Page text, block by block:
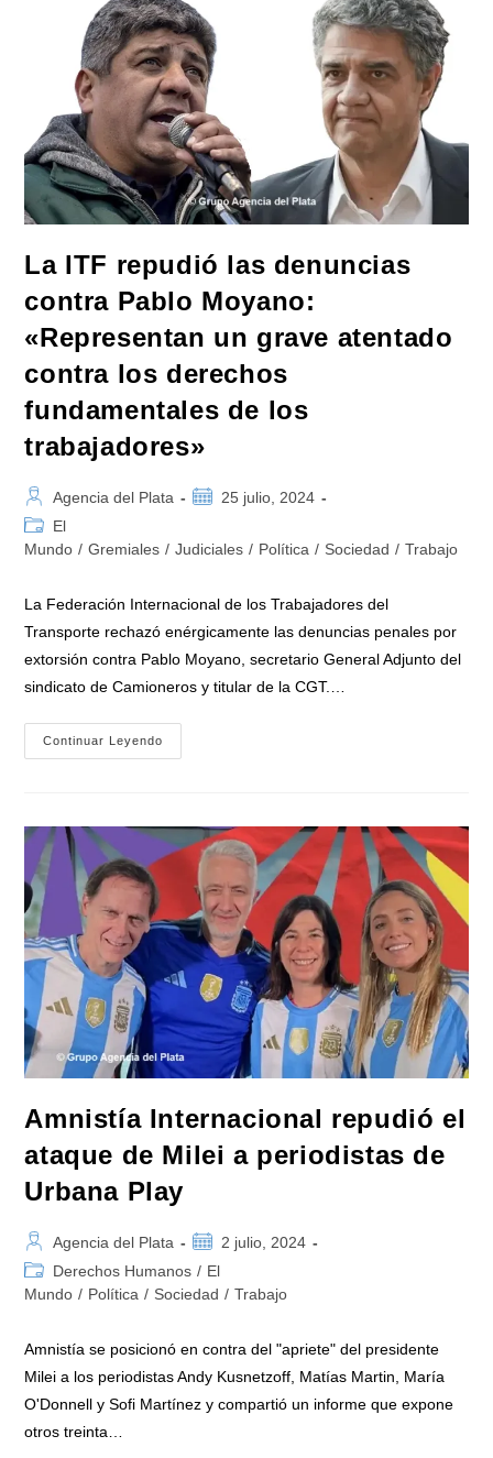
Declaran
A
Milei
«persona
No
Grata»
La ITF repudió las denuncias
contra Pablo Moyano:
«Representan un grave atentado
contra los derechos
fundamentales de los
trabajadores»
Autor
de
la
Agencia del Plata
Publicación
la
25 julio, 2024
Categoría
de
entrada:
El
Mundo / Gremiales / Judiciales / Política / Sociedad / Trabajo
La Federación Internacional de los Trabajadores del
Transporte rechazó enérgicamente las denuncias penales por
extorsión contra Pablo Moyano, secretario General Adjunto del
sindicato de Camioneros y titular de la CGT.…
Continuar Leyendo
ITF
Pablo
Moyano:
«Representan
Grave
Atentado
Contra
Los
Derechos
Fundamentales
De
Trabajadores»
Amnistía Internacional repudió el
ataque de Milei a periodistas de
Urbana Play
Autor
de
la
Agencia del Plata
Publicación
de
la
2 julio, 2024
Categoría
de
entrada:
Derechos Humanos / El
Mundo / Política / Sociedad / Trabajo
Amnistía se posicionó en contra del "apriete" del presidente
Milei a los periodistas Andy Kusnetzoff, Matías Martin, María
O'Donnell y Sofi Martínez y compartió un informe que expone
otros treinta…